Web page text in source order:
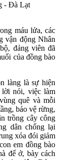
- Đà Lạt
máu lửa, các
vận động Nhân
đảng viên đã
của đồng bào
làng là sự hiện
lời nói, việc làm
quê và mỗi
bảo vệ rừng,
trồng cây công
dân chống lại
xóa đói giảm
em đồng bào
để ở, bày cách